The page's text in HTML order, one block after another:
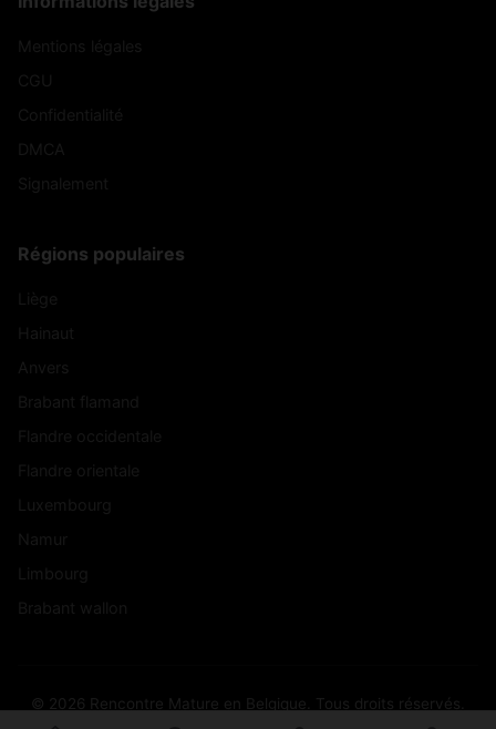
Régions populaires
© 2026 Rencontre Mature en Belgique. Tous droits réservés.